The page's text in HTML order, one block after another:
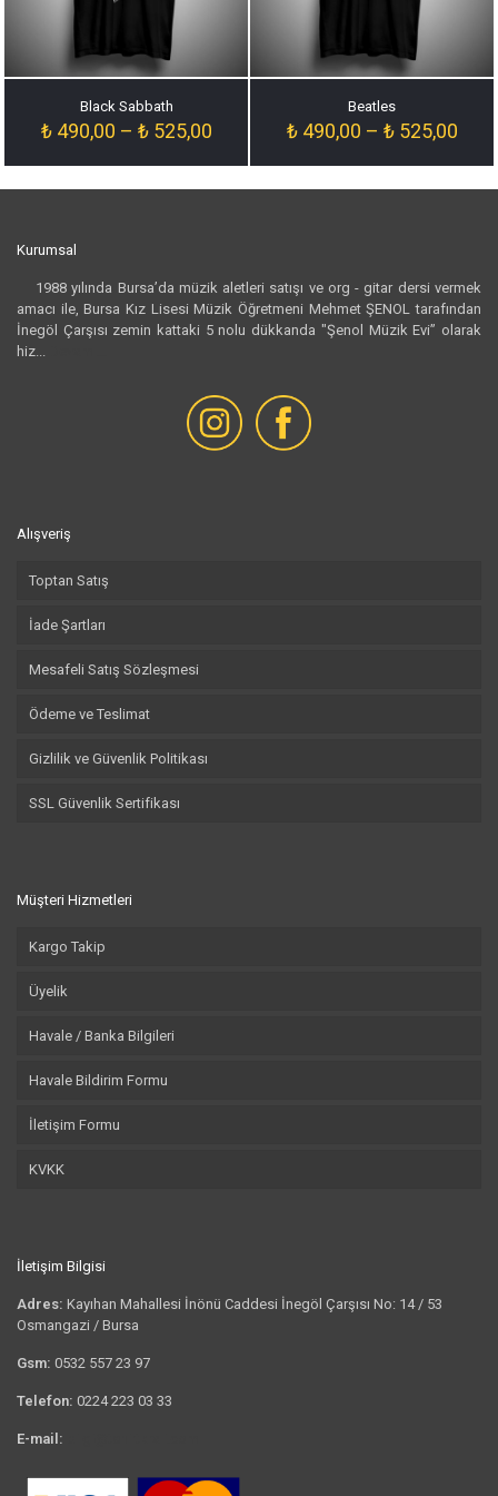
Black Sabbath
₺490,00 – ₺525,00Fiyat
₺ 490,00
-
Beatles
₺490,00 – ₺525,00Fiyat
₺
-
Kurumsal
1988 yılında Bursa’da müzik aletleri satışı ve org - gitar dersi vermek
amacı ile, Bursa Kız Lisesi Müzik Öğretmeni Mehmet ŞENOL tarafından
İnegöl Çarşısı zemin kattaki 5 nolu dükkanda "Şenol Müzik Evi” olarak
hiz...
Alışveriş
Toptan Satış
İade Şartları
Mesafeli Satış Sözleşmesi
Ödeme ve Teslimat
Gizlilik ve Güvenlik Politikası
SSL Güvenlik Sertifikası
Müşteri Hizmetleri
Kargo Takip
Üyelik
Havale / Banka Bilgileri
Havale Bildirim Formu
İletişim Formu
KVKK
İletişim Bilgisi
Adres: Kayıhan Mahallesi İnönü Caddesi İnegöl Çarşısı No: 14 / 53
Osmangazi / Bursa
Gsm: 0532 557 23 97
Telefon: 0224 223 03 33
E-mail: